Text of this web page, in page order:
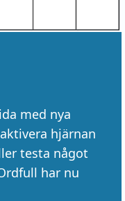
med nya
hjärnan
testa något
har nu